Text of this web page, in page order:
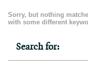
Sorry, but nothing
with some different